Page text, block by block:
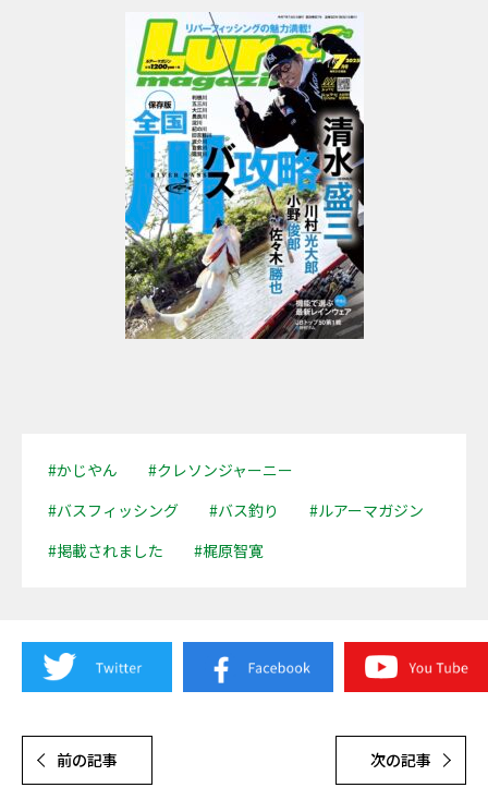
#かじやん
#クレソンジャーニー
#バスフィッシング
#バス釣り
#ルアーマガジン
#掲載されました
#梶原智寛
前の記事 次の記事